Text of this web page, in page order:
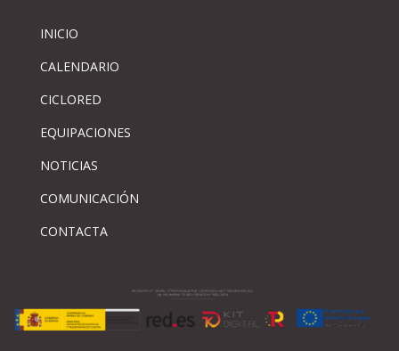
INICIO
CALENDARIO
CICLORED
EQUIPACIONES
NOTICIAS
COMUNICACIÓN
CONTACTA